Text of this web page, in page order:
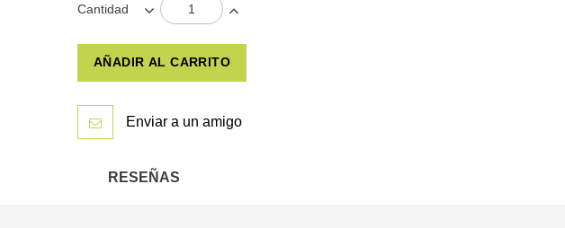
Cantidad
AÑADIR AL CARRITO
Enviar a un amigo
RESEÑAS